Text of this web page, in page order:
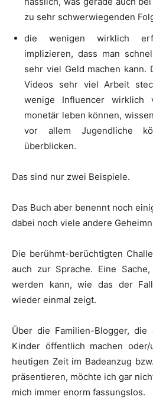
zu sehr schwerwiegenden
die wenigen wirklich
implizieren, dass man
sehr viel Geld machen kann.
Videos sehr viel Arbeit
wenige Influencer wirklich
monetär leben können,
vor allem Jugendliche
überblicken.
Das sind nur zwei Beispiele.
Das Buch aber benennt noch
dabei noch viele andere
Die berühmt-berüchtigten
auch zur Sprache. Eine
werden kann, wie das der Fall
wieder einmal zeigt.
Über die Familien-Blogger,
Kinder öffentlich machen
heutigen Zeit im Badeanzug
präsentieren, möchte ich gar
mich immer enorm fassungslos.